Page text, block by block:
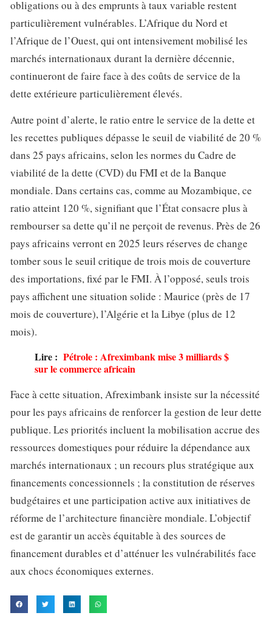
obligations ou à des emprunts à taux variable restent
particulièrement vulnérables. L’Afrique du Nord et
l’Afrique de l’Ouest, qui ont intensivement mobilisé les
marchés internationaux durant la dernière décennie,
continueront de faire face à des coûts de service de la
dette extérieure particulièrement élevés.
Autre point d’alerte, le ratio entre le service de la dette et
les recettes publiques dépasse le seuil de viabilité de 20 %
dans 25 pays africains, selon les normes du Cadre de
viabilité de la dette (CVD) du FMI et de la Banque
mondiale. Dans certains cas, comme au Mozambique, ce
ratio atteint 120 %, signifiant que l’État consacre plus à
rembourser sa dette qu’il ne perçoit de revenus. Près de 26
pays africains verront en 2025 leurs réserves de change
tomber sous le seuil critique de trois mois de couverture
des importations, fixé par le FMI. À l’opposé, seuls trois
pays affichent une situation solide : Maurice (près de 17
mois de couverture), l’Algérie et la Libye (plus de 12
mois).
Lire : Pétrole : Afreximbank mise 3 milliards $
sur le commerce africain
Face à cette situation, Afreximbank insiste sur la nécessité
pour les pays africains de renforcer la gestion de leur dette
publique. Les priorités incluent la mobilisation accrue des
ressources domestiques pour réduire la dépendance aux
marchés internationaux ; un recours plus stratégique aux
financements concessionnels ; la constitution de réserves
budgétaires et une participation active aux initiatives de
réforme de l’architecture financière mondiale. L’objectif
est de garantir un accès équitable à des sources de
financement durables et d’atténuer les vulnérabilités face
aux chocs économiques externes.